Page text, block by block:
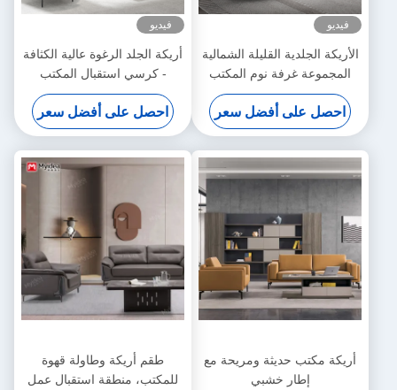
فيديو
الأريكة الجلدية القليلة الشمالية
المجموعة غرفة نوم المكتب
التصميم التقليدي القسمي
الساقين المعدنية الأريكة ذات
المقعد الواحد / ثلاثي
احصل على أفضل سعر
فيديو
أريكة الجلد الرغوة عالية الكثافة
- كرسي استقبال المكتب
الحديث - مقاعد صالة العمل
الثقيلة
احصل على أفضل سعر
أريكة مكتب حديثة ومريحة مع
إطار خشبي
طقم أريكة وطاولة قهوة
للمكتب، منطقة استقبال عمل